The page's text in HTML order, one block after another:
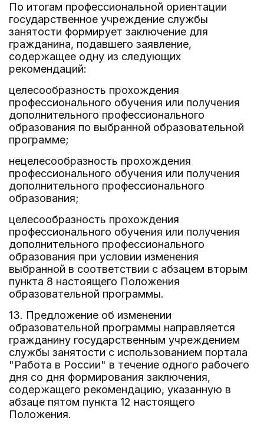
По итогам профессиональной ориентации
государственное учреждение службы
занятости формирует заключение для
гражданина, подавшего заявление,
содержащее одну из следующих
рекомендаций:
целесообразность прохождения
профессионального обучения или получения
дополнительного профессионального
образования по выбранной образовательной
программе;
нецелесообразность прохождения
профессионального обучения или получения
дополнительного профессионального
образования;
целесообразность прохождения
профессионального обучения или получения
дополнительного профессионального
образования при условии изменения
выбранной в соответствии с абзацем вторым
пункта 8 настоящего Положения
образовательной программы.
13. Предложение об изменении
образовательной программы направляется
гражданину государственным учреждением
службы занятости с использованием портала
"Работа в России" в течение одного рабочего
дня со дня формирования заключения,
содержащего рекомендацию, указанную в
абзаце пятом пункта 12 настоящего
Положения.